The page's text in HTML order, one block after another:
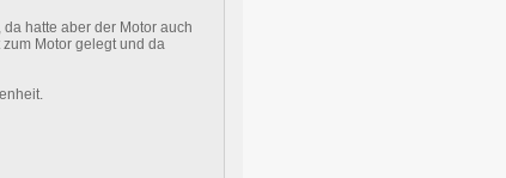
hatte aber der Motor auch
Motor gelegt und da